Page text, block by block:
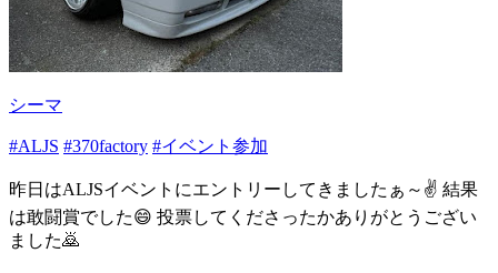
シーマ
#ALJS #370factory #イベント参加
昨日はALJSイベントにエントリーしてきましたぁ～✌️ 結果
は敢闘賞でした😄 投票してくださったかありがとうござい
ました🙇